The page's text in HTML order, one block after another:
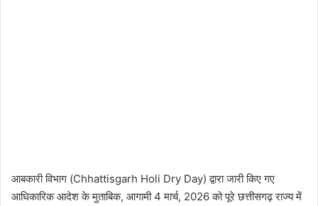
आबकारी विभाग (Chhattisgarh Holi Dry Day) द्वारा जारी किए गए
आधिकारिक आदेश के मुताबिक, आगामी 4 मार्च, 2026 को पूरे छत्तीसगढ़ राज्य में